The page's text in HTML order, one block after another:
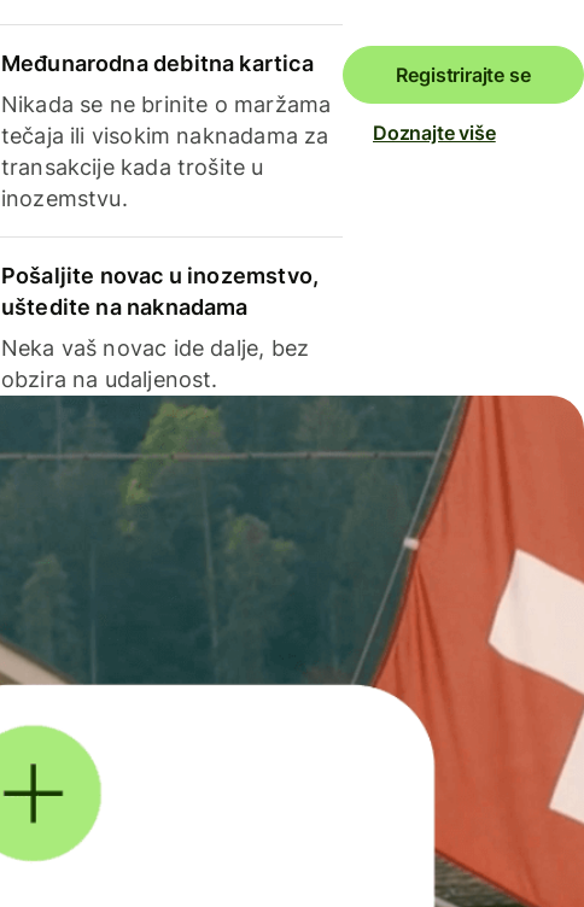
Međunarodna debitna kartica
Nikada se ne brinite o maržama
tečaja ili visokim naknadama za
transakcije kada trošite u
inozemstvu.
Pošaljite novac u inozemstvo,
uštedite na naknadama
Neka vaš novac ide dalje, bez
obzira na udaljenost.
Registrirajte se
Doznajte više